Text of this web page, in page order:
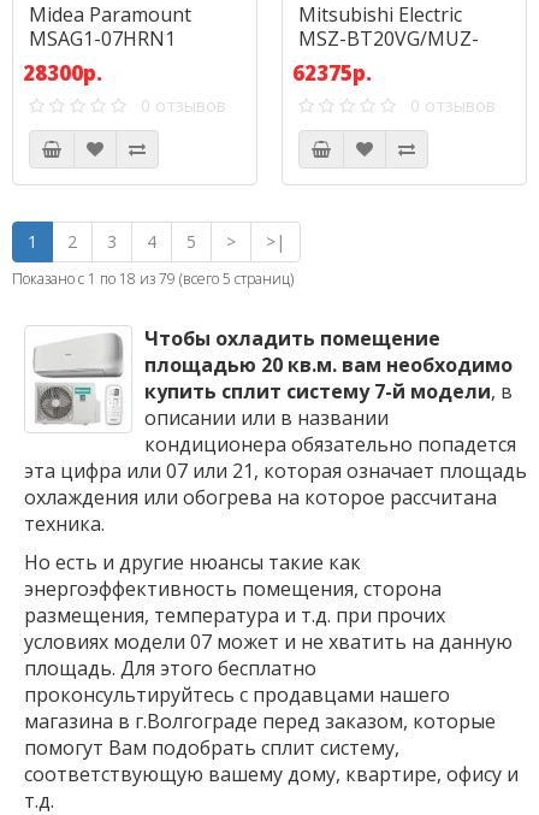
Midea Paramount
MSAG1-07HRN1
28300р.
0 отзывов
Mitsubishi Electric
MSZ-BT20VG/MUZ-
BT20VG
62375р.
0 отзывов
1 2 3 4 5 > >|
Показано с 1 по 18 из 79 (всего 5 страниц)
Чтобы охладить помещение
площадью 20 кв.м. вам необходимо
купить сплит систему 7-й модели, в
описании или в названии
кондиционера обязательно попадется
эта цифра или 07 или 21, которая означает площадь
охлаждения или обогрева на которое рассчитана
техника.
Но есть и другие нюансы такие как
энергоэффективность помещения, сторона
размещения, температура и т.д. при прочих
условиях модели 07 может и не хватить на данную
площадь. Для этого бесплатно
проконсультируйтесь с продавцами нашего
магазина в г.Волгограде перед заказом, которые
помогут Вам подобрать сплит систему,
соответствующую вашему дому, квартире, офису и
т.д.